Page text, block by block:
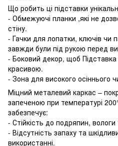
Що робить ці підставки
- Обмежуючі планки ,які не
стіну.
- Гачки для лопатки, ключів чи
завжди були під рукою перед
- Боковий декор, щоб
красивою.
- Зона для високого осіннього
Міцний металевий каркас –
запеченою при температурі
забезпечує:
- Стійкість до подряпин,
- Відсутність запаху та
використанні.